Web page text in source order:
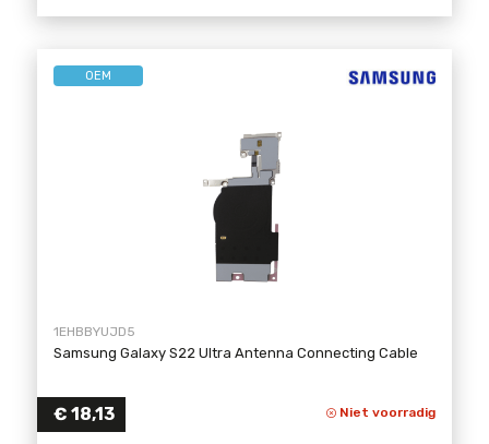
OEM
1EHBBYUJD5
Samsung Galaxy S22 Ultra Antenna Connecting Cable
€ 18,13 Niet voorradig